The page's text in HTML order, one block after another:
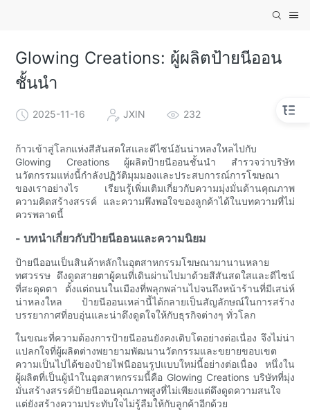
Glowing Creations: ผู้ผลิตป้ายนีออน
ชั้นนำ
2025-11-16 JXIN 232
ก้าวเข้าสู่โลกแห่งสีสันสดใสและดีไซน์อันน่าหลงใหลไปกับ
Glowing Creations ผู้ผลิตป้ายนีออนชั้นนำ สำรวจว่าบริษัท
นวัตกรรมแห่งนี้กำลังปฏิวัติมุมมองและประสบการณ์การโฆษณา
ของเราอย่างไร เรียนรู้เพิ่มเติมเกี่ยวกับความมุ่งมั่นด้านคุณภาพ
ความคิดสร้างสรรค์ และความพึงพอใจของลูกค้าได้ในบทความที่ไม่
ควรพลาดนี้
- บทนำเกี่ยวกับป้ายนีออนและความนิยม
ป้ายนีออนเป็นสินค้าหลักในอุตสาหกรรมโฆษณามานานหลาย
ทศวรรษ ดึงดูดสายตาผู้คนที่เดินผ่านไปมาด้วยสีสันสดใสและดีไซน์
ที่สะดุดตา ตั้งแต่ถนนในเมืองที่พลุกพล่านไปจนถึงหน้าร้านที่มีเสน่ห์
น่าหลงใหล ป้ายนีออนเหล่านี้ได้กลายเป็นสัญลักษณ์ในการสร้าง
บรรยากาศที่อบอุ่นและน่าดึงดูดใจให้กับธุรกิจต่างๆ ทั่วโลก
ในขณะที่ความต้องการป้ายนีออนยังคงเติบโตอย่างต่อเนื่อง จึงไม่น่า
แปลกใจที่ผู้ผลิตต่างพยายามพัฒนานวัตกรรมและขยายขอบเขต
ความเป็นไปได้ของป้ายไฟนีออนรูปแบบใหม่นี้อย่างต่อเนื่อง หนึ่งใน
ผู้ผลิตที่เป็นผู้นำในอุตสาหกรรมนี้คือ Glowing Creations บริษัทที่มุ่ง
มั่นสร้างสรรค์ป้ายนีออนคุณภาพสูงที่ไม่เพียงแต่ดึงดูดความสนใจ
แต่ยังสร้างความประทับใจไม่รู้ลืมให้กับลูกค้าอีกด้วย